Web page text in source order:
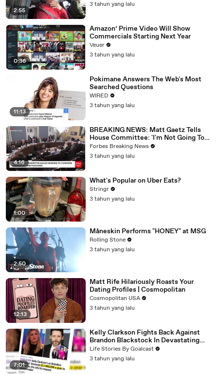
2:55
3 tahun yang lalu
0:36
Amazon’ Prime Video Will Show
Commercials Starting Next Year
Veuer
3 tahun yang lalu
11:13
Pokimane Answers The Web's Most
Searched Questions
WIRED
3 tahun yang lalu
4:16
BREAKING NEWS: Matt Gaetz Tells
House Committee: 'I'm Not Going To
Vote For A Continuing Resolution'
Forbes Breaking News
3 tahun yang lalu
1:00
What's Popular on Uber Eats?
Stringr
3 tahun yang lalu
2:50
Måneskin Performs "HONEY" at MSG
Rolling Stone
3 tahun yang lalu
12:13
Matt Rife Hilariously Roasts Your
Dating Profiles | Cosmopolitan
Cosmopolitan USA
3 tahun yang lalu
7:01
Kelly Clarkson Fights Back Against
Brandon Blackstock In Devastating
Divorce Battle
Life Stories By Goalcast
3 tahun yang lalu